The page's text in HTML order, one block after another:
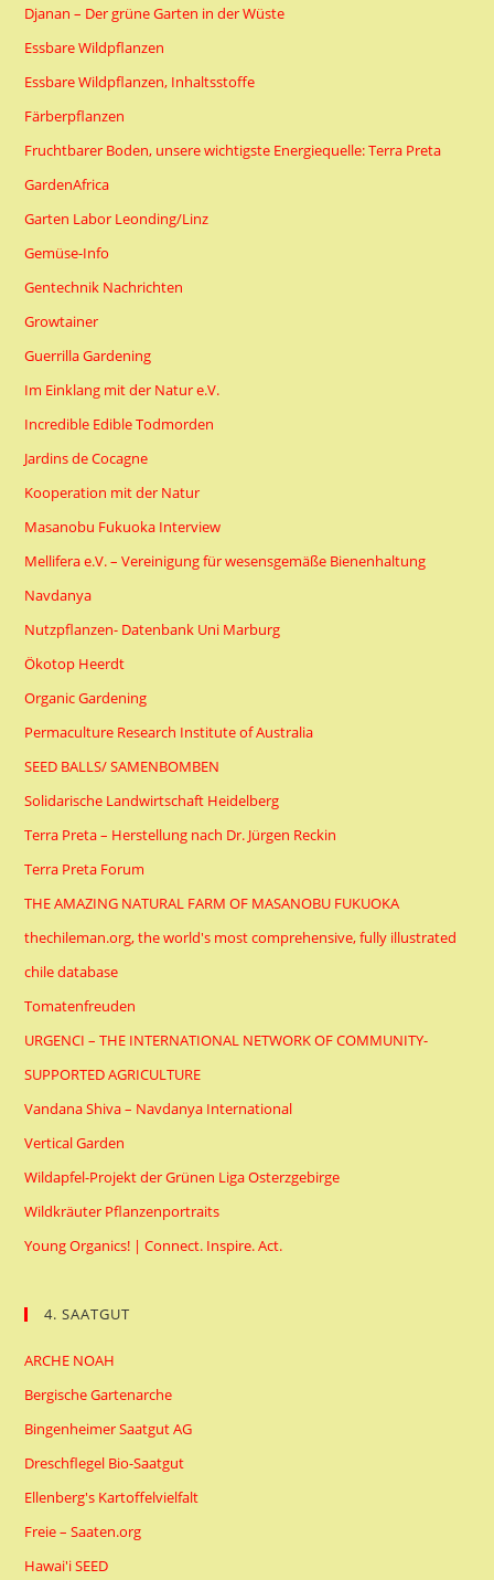
Djanan – Der grüne Garten in der Wüste
Essbare Wildpflanzen
Essbare Wildpflanzen, Inhaltsstoffe
Färberpflanzen
Fruchtbarer Boden, unsere wichtigste Energiequelle: Terra Preta
GardenAfrica
Garten Labor Leonding/Linz
Gemüse-Info
Gentechnik Nachrichten
Growtainer
Guerrilla Gardening
Im Einklang mit der Natur e.V.
Incredible Edible Todmorden
Jardins de Cocagne
Kooperation mit der Natur
Masanobu Fukuoka Interview
Mellifera e.V. – Vereinigung für wesensgemäße Bienenhaltung
Navdanya
Nutzpflanzen- Datenbank Uni Marburg
Ökotop Heerdt
Organic Gardening
Permaculture Research Institute of Australia
SEED BALLS/ SAMENBOMBEN
Solidarische Landwirtschaft Heidelberg
Terra Preta – Herstellung nach Dr. Jürgen Reckin
Terra Preta Forum
THE AMAZING NATURAL FARM OF MASANOBU FUKUOKA
thechileman.org, the world's most comprehensive, fully illustrated
chile database
Tomatenfreuden
URGENCI – THE INTERNATIONAL NETWORK OF COMMUNITY-
SUPPORTED AGRICULTURE
Vandana Shiva – Navdanya International
Vertical Garden
Wildapfel-Projekt der Grünen Liga Osterzgebirge
Wildkräuter Pflanzenportraits
Young Organics! | Connect. Inspire. Act.
4. SAATGUT
ARCHE NOAH
Bergische Gartenarche
Bingenheimer Saatgut AG
Dreschflegel Bio-Saatgut
Ellenberg's Kartoffelvielfalt
Freie – Saaten.org
Hawai'i SEED